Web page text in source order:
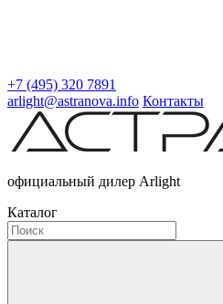
+7 (495) 320 7891
arlight@astranova.info Контакты
официальный дилер Arlight
Каталог